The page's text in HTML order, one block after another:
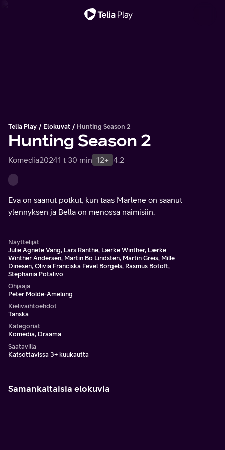
Telia Play Elokuvat Hunting Season 2
Hunting Season 2
Komedia20241 t 30 min 12+ 4.2
Eva on saanut potkut, kun taas Marlene on saanut
ylennyksen ja Bella on menossa naimisiin.
Näyttelijät
Julie Agnete Vang, Lars Ranthe, Lærke Winther, Lærke
Winther Andersen, Martin Bo Lindsten, Martin Greis, Mille
Dinesen, Olivia Franciska Fevel Borgels, Rasmus Botoft,
Stephania Potalivo
Ohjaaja
Peter Molde-Amelung
Kielivaihtoehdot
Tanska
Kategoriat
Komedia, Draama
Saatavilla
Katsottavissa 3+ kuukautta
Samankaltaisia elokuvia